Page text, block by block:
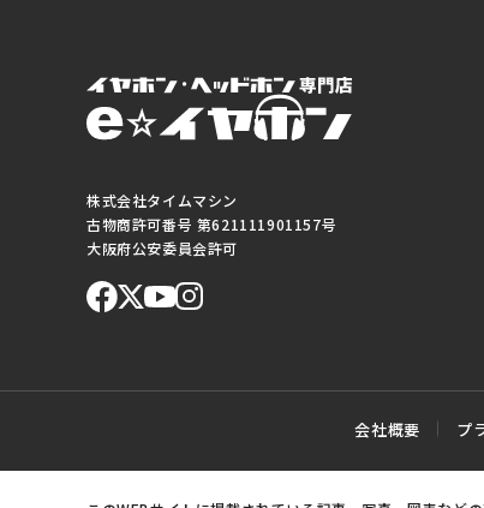
株式会社タイムマシン
古物商許可番号 第621111901157号
大阪府公安委員会許可
会社概要 プ